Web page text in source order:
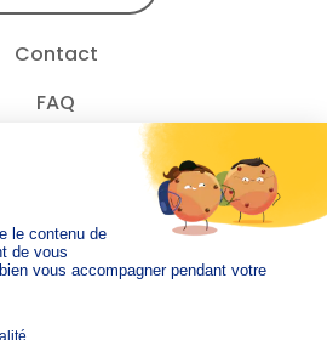
Contact
FAQ
CGU